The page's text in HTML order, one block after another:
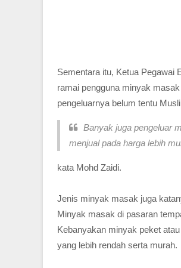
Sementara itu, Ketua Pegawai
ramai pengguna minyak
pengeluarnya belum tentu
Banyak juga pengeluar
menjual pada harga lebih
kata Mohd Zaidi.
Jenis minyak masak juga
Minyak masak di pasaran
Kebanyakan minyak peket
yang lebih rendah serta murah.